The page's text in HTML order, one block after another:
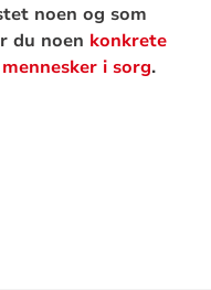
noen og som
du noen konkrete
i sorg.